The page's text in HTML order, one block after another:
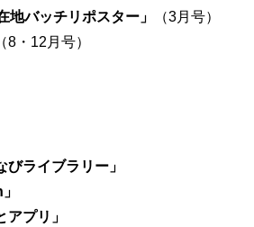
地バッチリポスター」
（3月号）
（8・12月号）
びライブラリー」
アプリ」